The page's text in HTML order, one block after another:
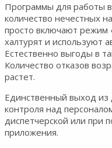
Программы для работы
количество нечестных
просто включают режим
халтурят и используют
Естественно выгоды в
Количество отказов
растет.
Единственный выход из
контроля над
диспетчерской или при
приложения.